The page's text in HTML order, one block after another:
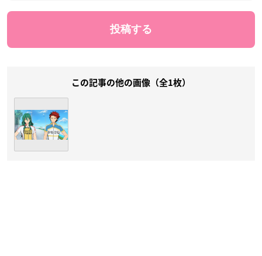
この記事の他の画像（全1枚）